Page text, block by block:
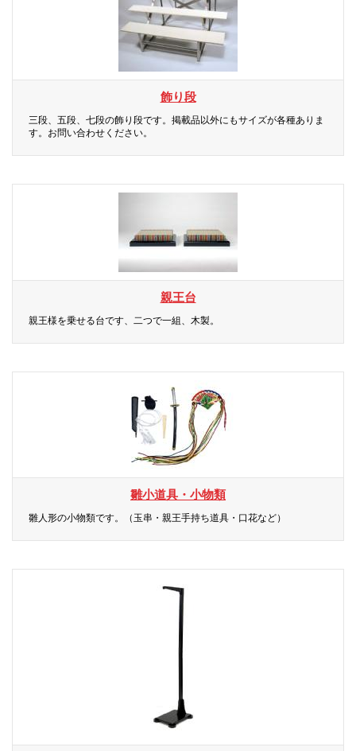
飾り段
三段、五段、七段の飾り段です。掲載品以外にもサイズが各種ありま
す。お問い合わせください。
親王台
親王様を乗せる台です、二つで一組、木製。
雛小道具・小物類
雛人形の小物類です。（玉串・親王手持ち道具・口花など）